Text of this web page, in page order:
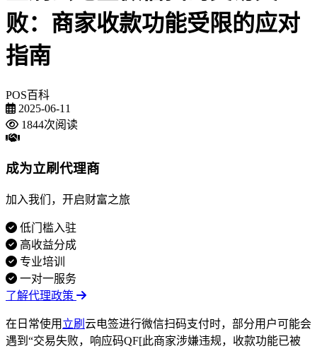
败：商家收款功能受限的应对
指南
POS百科
2025-06-11
1844次阅读
成为立刷代理商
加入我们，开启财富之旅
低门槛入驻
高收益分成
专业培训
一对一服务
了解代理政策
在日常使用 立刷 云电签进行微信扫码支付时，部分用户可能会
遇到“交易失败，响应码QF[此商家涉嫌违规，收款功能已被